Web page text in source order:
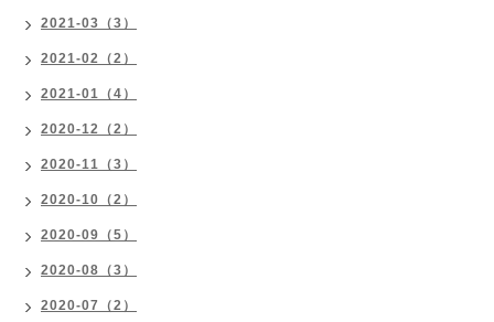
2021-03（3）
2021-02（2）
2021-01（4）
2020-12（2）
2020-11（3）
2020-10（2）
2020-09（5）
2020-08（3）
2020-07（2）